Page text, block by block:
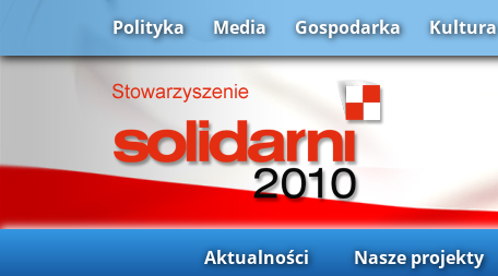
Polityka Media Gospodarka Kultura
Aktualności Nasze projekty